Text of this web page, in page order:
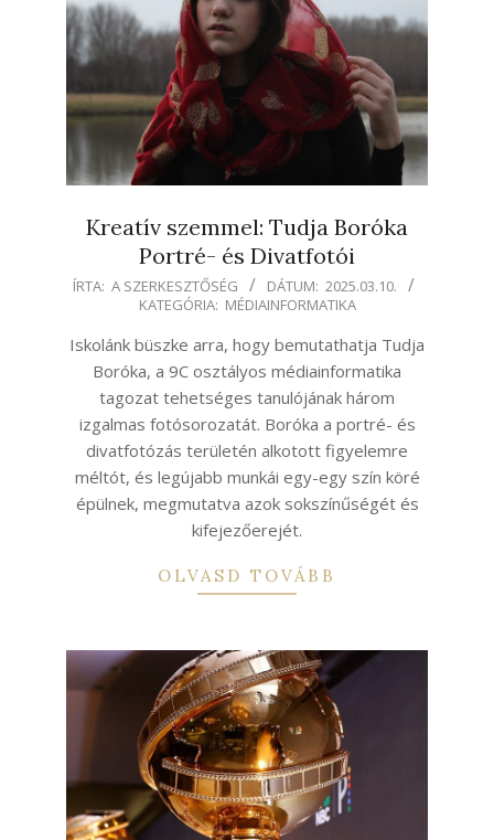
Kreatív szemmel: Tudja Boróka
Portré- és Divatfotói
2025-
10
ÍRTA: A SZERKESZTŐSÉG DÁTUM: 2025.03.10.
KATEGÓRIA: MÉDIAINFORMATIKA
Iskolánk büszke arra, hogy bemutathatja Tudja
Boróka, a 9C osztályos médiainformatika
tagozat tehetséges tanulójának három
izgalmas fotósorozatát. Boróka a portré- és
divatfotózás területén alkotott figyelemre
méltót, és legújabb munkái egy-egy szín köré
épülnek, megmutatva azok sokszínűségét és
kifejezőerejét.
OLVASD TOVÁBB